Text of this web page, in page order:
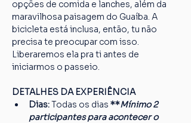
opções de comida e lanches, além da
maravilhosa paisagem do Guaíba. A
bicicleta está inclusa, então, tu não
precisa te preocupar com isso.
Liberaremos ela pra ti antes de
iniciarmos o passeio.
DETALHES DA EXPERIÊNCIA
Dias: Todas os dias **Mínimo 2
participantes para acontecer o